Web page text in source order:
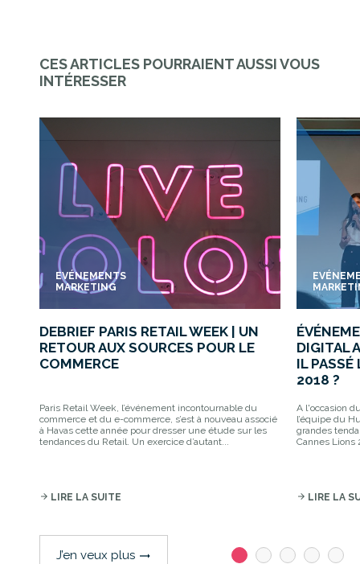
CES ARTICLES POURRAIENT AUSSI VOUS
INTÉRESSER
EVÉNEMENTS
MARKETING
DEBRIEF PARIS RETAIL WEEK | UN
RETOUR AUX SOURCES POUR LE
COMMERCE
Paris Retail Week, l’événement incontournable du
commerce et du e-commerce, s’est à nouveau associé
à Havas cette année pour dresser une étude sur les
tendances du Retail. Un exercice d’autant...
arrow_forward LIRE LA SUITE
DIGITAL
IL
2018 ?
A l'occasion
l’équipe du
grandes
Cannes Lions
arrow_forward LIRE LA
J’en veux plus trending_flat